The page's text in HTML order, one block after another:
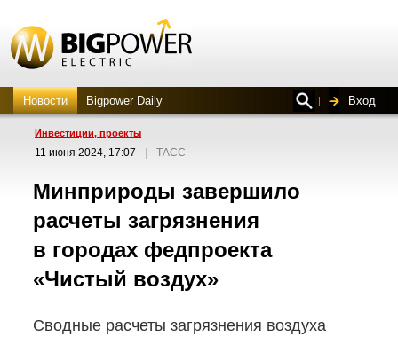
Новости Bigpower Daily Вход
Инвестиции, проекты
11 июня 2024, 17:07 ТАСС
Минприроды завершило
расчеты загрязнения
в городах федпроекта
«Чистый воздух»
Сводные расчеты загрязнения воздуха